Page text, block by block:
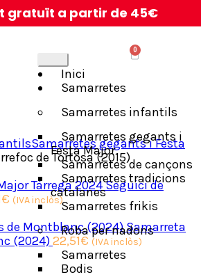
gratuït a partir de 45€
Inici
Samarretes
Samarretes infantils
Samarretes gegants i
Festa Major
Samarretes de cançons
Samarretes tradicions
catalanes
Samarretes frikis
Roba per nadons
Samarretes
Bodis
0
Samarretes gegants i Festa
de Tortosa (2015)
Seguici de
€ (IVA inclòs)
Samarreta
(2024)22,51€ (IVA inclòs)